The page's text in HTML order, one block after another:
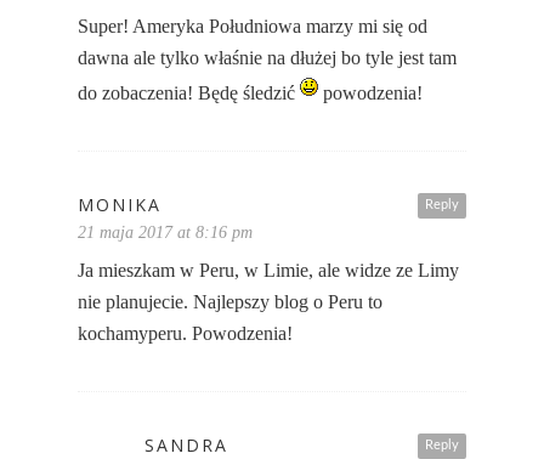
Super! Ameryka Południowa marzy mi się od
dawna ale tylko właśnie na dłużej bo tyle jest tam
do zobaczenia! Będę śledzić
powodzenia!
Reply
MONIKA
21 maja 2017 at 8:16 pm
Ja mieszkam w Peru, w Limie, ale widze ze Limy
nie planujecie. Najlepszy blog o Peru to
kochamyperu. Powodzenia!
Reply
SANDRA